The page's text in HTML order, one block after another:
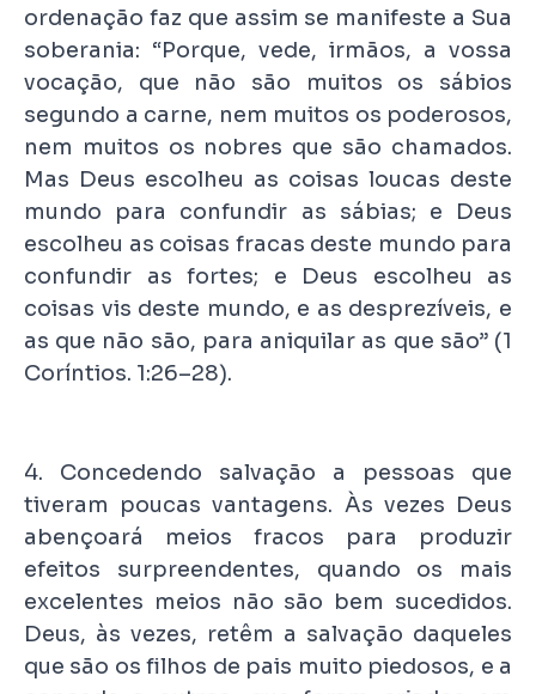
ordenação faz que assim se manifeste a Sua
soberania: “Porque, vede, irmãos, a vossa
vocação, que não são muitos os sábios
segundo a carne, nem muitos os poderosos,
nem muitos os nobres que são chamados.
Mas Deus escolheu as coisas loucas deste
mundo para confundir as sábias; e Deus
escolheu as coisas fracas deste mundo para
confundir as fortes; e Deus escolheu as
coisas vis deste mundo, e as desprezíveis, e
as que não são, para aniquilar as que são” (1
Coríntios. 1:26–28).
4. Concedendo salvação a pessoas que
tiveram poucas vantagens. Às vezes Deus
abençoará meios fracos para produzir
efeitos surpreendentes, quando os mais
excelentes meios não são bem sucedidos.
Deus, às vezes, retêm a salvação daqueles
que são os filhos de pais muito piedosos, e a